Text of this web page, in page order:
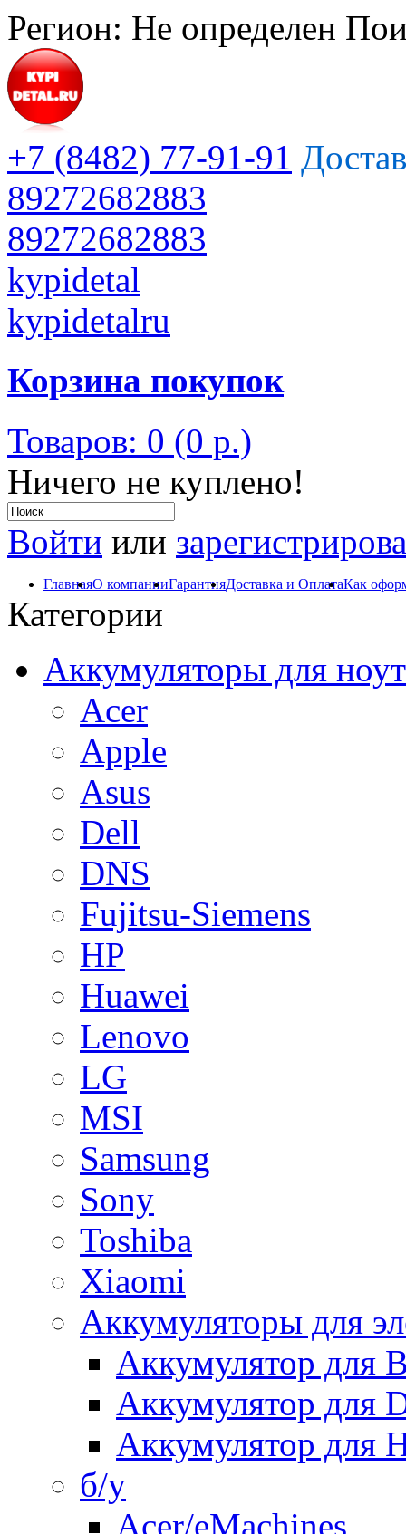
Регион: Не определен
+7 (8482) 77-91-91
89272682883
89272682883
kypidetal
kypidetalru
Корзина покупок
Товаров: 0 (0 р.)
Ничего не куплено!
Войти или
ГлавнаяО компанииГарантияДоставка и ОплатаКак
Категории
Аккумуляторы для
Acer
Apple
Asus
Dell
DNS
Fujitsu-Siemens
HP
Huawei
Lenovo
LG
MSI
Samsung
Sony
Toshiba
Xiaomi
Аккумуляторы для
Аккумулятор для
Аккумулятор для
Аккумулятор для
б/у
Acer/eMachines